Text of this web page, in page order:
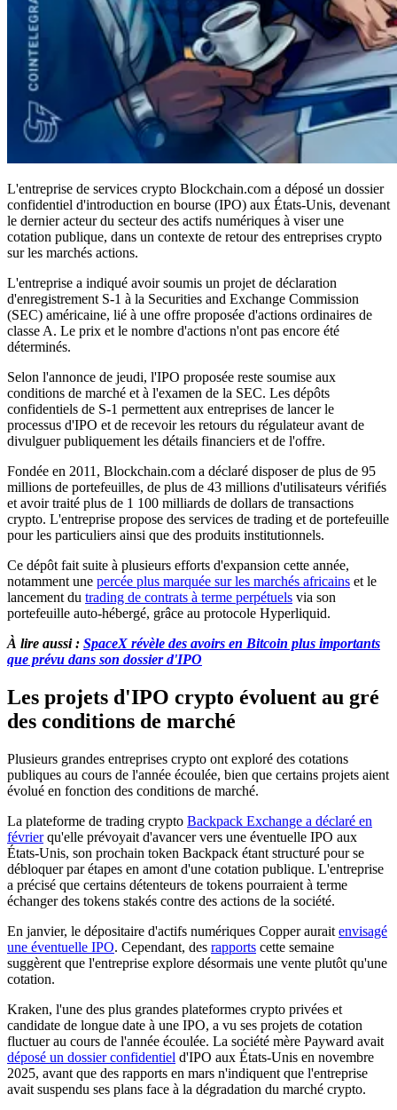
L'entreprise de services crypto Blockchain.com a déposé un dossier
confidentiel d'introduction en bourse (IPO) aux États-Unis, devenant
le dernier acteur du secteur des actifs numériques à viser une
cotation publique, dans un contexte de retour des entreprises crypto
sur les marchés actions.
L'entreprise a indiqué avoir soumis un projet de déclaration
d'enregistrement S-1 à la Securities and Exchange Commission
(SEC) américaine, lié à une offre proposée d'actions ordinaires de
classe A. Le prix et le nombre d'actions n'ont pas encore été
déterminés.
Selon l'annonce de jeudi, l'IPO proposée reste soumise aux
conditions de marché et à l'examen de la SEC. Les dépôts
confidentiels de S-1 permettent aux entreprises de lancer le
processus d'IPO et de recevoir les retours du régulateur avant de
divulguer publiquement les détails financiers et de l'offre.
Fondée en 2011, Blockchain.com a déclaré disposer de plus de 95
millions de portefeuilles, de plus de 43 millions d'utilisateurs vérifiés
et avoir traité plus de 1 100 milliards de dollars de transactions
crypto. L'entreprise propose des services de trading et de portefeuille
pour les particuliers ainsi que des produits institutionnels.
Ce dépôt fait suite à plusieurs efforts d'expansion cette année,
notamment une percée plus marquée sur les marchés africains et le
lancement du trading de contrats à terme perpétuels via son
portefeuille auto-hébergé, grâce au protocole Hyperliquid.
À lire aussi : SpaceX révèle des avoirs en Bitcoin plus importants
que prévu dans son dossier d'IPO
Les projets d'IPO crypto évoluent au gré
des conditions de marché
Plusieurs grandes entreprises crypto ont exploré des cotations
publiques au cours de l'année écoulée, bien que certains projets aient
évolué en fonction des conditions de marché.
La plateforme de trading crypto Backpack Exchange a déclaré en
févrierqu'elle prévoyait d'avancer vers une éventuelle IPO aux
États-Unis, son prochain token Backpack étant structuré pour se
débloquer par étapes en amont d'une cotation publique. L'entreprise
a précisé que certains détenteurs de tokens pourraient à terme
échanger des tokens stakés contre des actions de la société.
En janvier, le dépositaire d'actifs numériques Copper aurait envisagé
une éventuelle IPO. Cependant, des rapports cette semaine
suggèrent que l'entreprise explore désormais une vente plutôt qu'une
cotation.
Kraken, l'une des plus grandes plateformes crypto privées et
candidate de longue date à une IPO, a vu ses projets de cotation
fluctuer au cours de l'année écoulée. La société mère Payward avait
déposé un dossier confidentiel d'IPO aux États-Unis en novembre
2025, avant que des rapports en mars n'indiquent que l'entreprise
avait suspendu ses plans face à la dégradation du marché crypto.